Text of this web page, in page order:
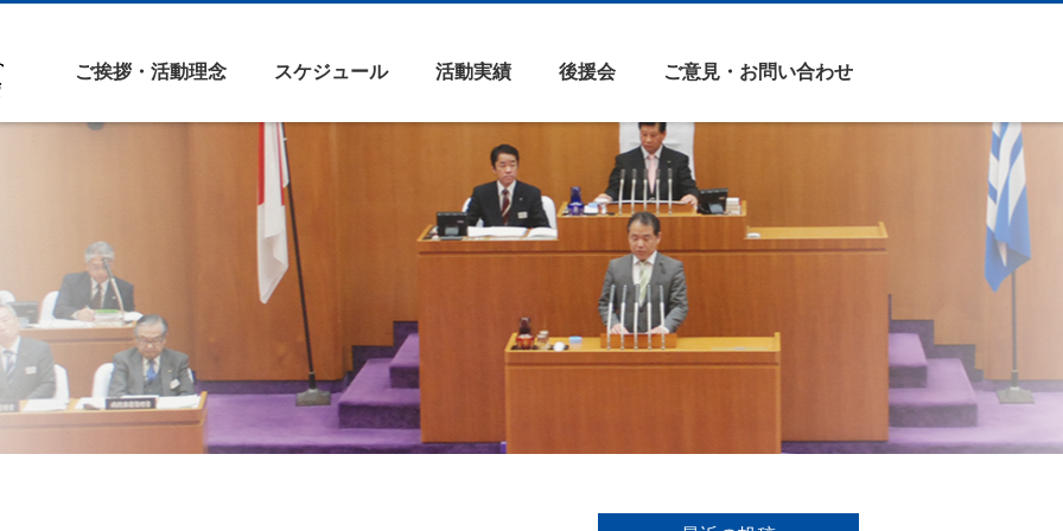
ご挨拶・活動理念 スケジュール 活動実績 後援会 ご意見・お問い合わせ